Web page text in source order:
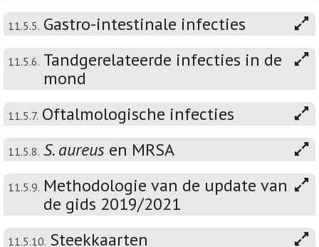
11.5.5. Gastro-intestinale infecties
11.5.6. Tandgerelateerde infecties in de
mond
11.5.7. Oftalmologische infecties
11.5.8. S. aureus en MRSA
11.5.9. Methodologie van de update van
de gids 2019/2021
11.5.10. Steekkaarten